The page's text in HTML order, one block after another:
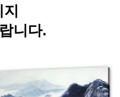
니다.